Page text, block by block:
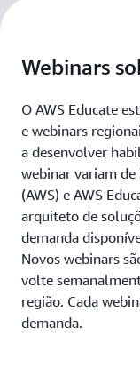
Webinars
O AWS Educate
e webinars
a desenvolver
webinar variam de
(AWS) e AWS
arquiteto de
demanda
Novos webinars
volte
região. Cada
demanda.